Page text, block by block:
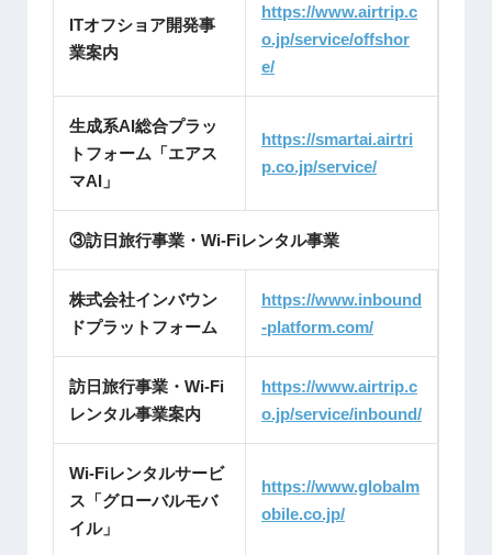
ITオフショア開発事
業案内
https://www.airtrip.c
o.jp/service/offshor
e/
生成系AI総合プラッ
トフォーム「エアス
マAI」
https://smartai.airtri
p.co.jp/service/
③訪日旅行事業・Wi-Fiレンタル事業
株式会社インバウン
ドプラットフォーム
https://www.inbound
-platform.com/
訪日旅行事業・Wi-Fi
レンタル事業案内
https://www.airtrip.c
o.jp/service/inbound/
Wi-Fiレンタルサービ
ス「グローバルモバ
イル」
https://www.globalm
obile.co.jp/